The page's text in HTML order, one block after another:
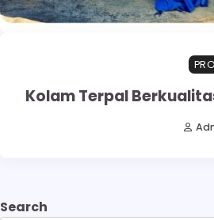
Kolam Terpal
Search